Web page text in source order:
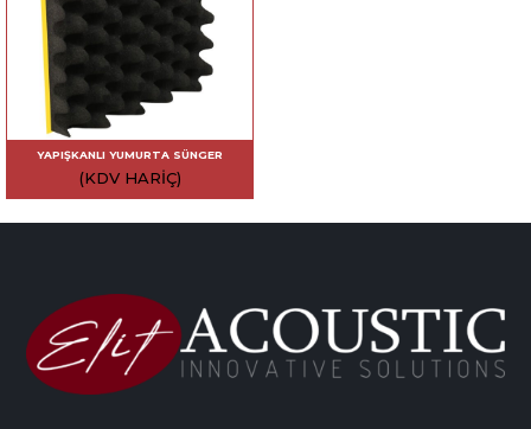
YAPIŞKANLI YUMURTA SÜNGER
(KDV HARIÇ)